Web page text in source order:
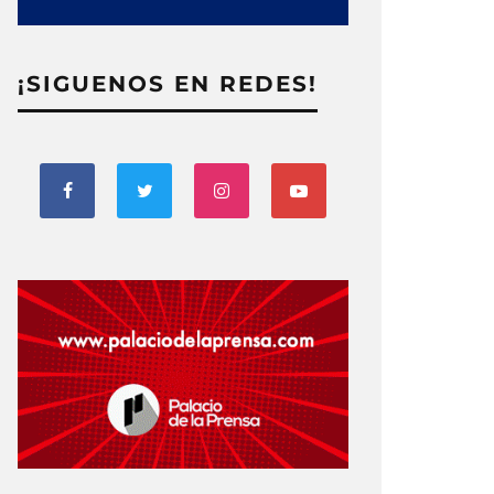
¡SIGUENOS EN REDES!